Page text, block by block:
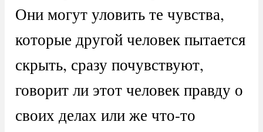
Они могут уловить те чувства,
которые другой человек пытается
скрыть, сразу почувствуют,
говорит ли этот человек правду о
своих делах или же что-то